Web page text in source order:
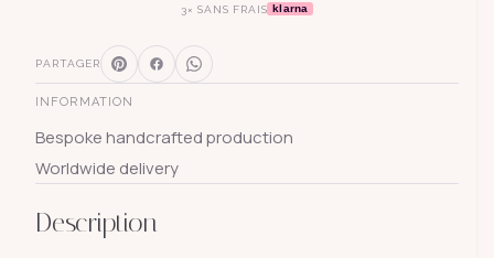
3× SANS FRAIS klarna
PARTAGER
INFORMATION
Bespoke handcrafted production
Worldwide delivery
Description